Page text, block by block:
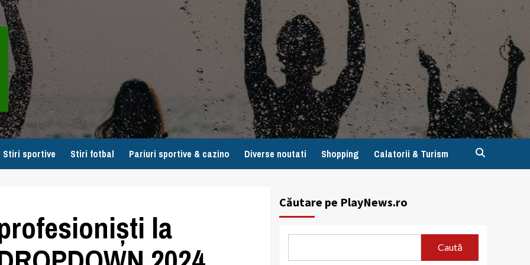
Stiri sportive Stiri fotbal Pariuri sportive & cazino Diverse noutati Shopping Calatorii & Turism
la
Căutare pe PlayNews.ro
Caută